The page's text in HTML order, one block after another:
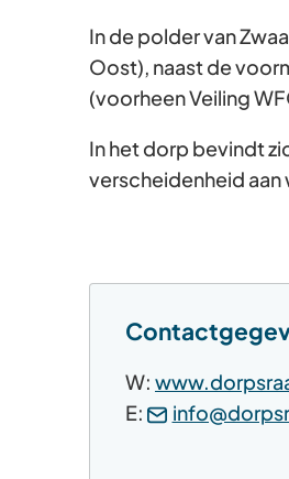
In de polder van
Oost), naast de
(voorheen Veiling
In het dorp bevindt
verscheidenheid aan
W:
E: